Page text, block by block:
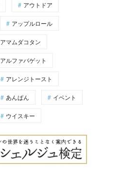
アウトドア
アップルロール
アマムダコタン
アルファバゲット
アレンジトースト
あんぱん イベント
ウイスキー